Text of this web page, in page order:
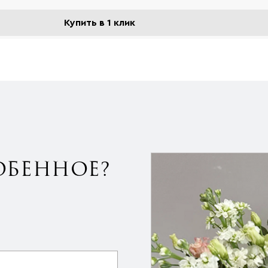
Купить в 1 клик